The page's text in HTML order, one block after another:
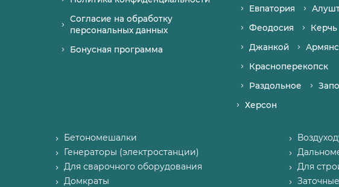
Согласие на обработку
персональных данных
Бонусная программа
Евпатория
Феодосия
Керчь
Джанкой
Красноперекопск
Раздольное
Херсон
Бетономешалки
Генераторы (электростанции)
Для сварочного оборудования
Для
Домкраты